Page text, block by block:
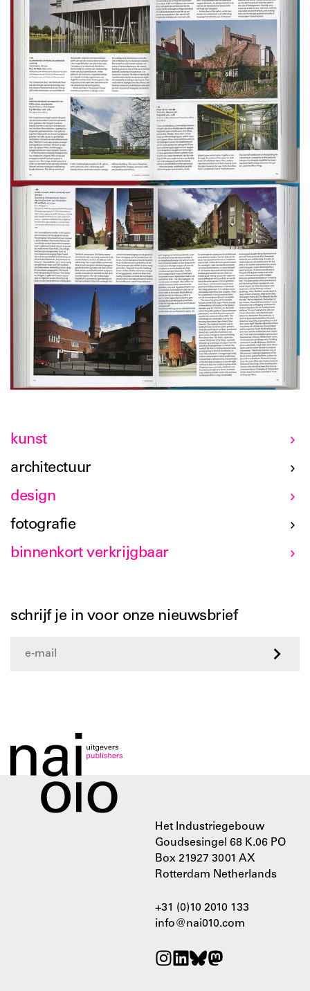
kunst
architectuur
design
fotografie
binnenkort verkrijgbaar
schrijf je in voor onze nieuwsbrief
Het Industriegebouw
Goudsesingel 68 K.06 PO
Box 21927 3001 AX
Rotterdam Netherlands
+31 (0)10 2010 133
info@nai010.com